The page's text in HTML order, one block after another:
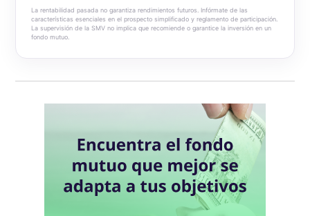
Blum Cash Dólares
Blum Bonos Globales
Blum Deuda Privada Global
Blum Renta Global
La rentabilidad pasada no garantiza rendimientos futuros. Infórmate de las
características esenciales en el prospecto simplificado y reglamento de participación.
La supervisión de la SMV no implica que recomiende o garantice la inversión en un
fondo mutuo.